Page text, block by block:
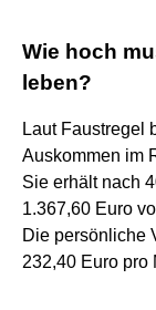
Wie hoch
leben?
Laut Faustregel
Auskommen im
Sie erhält nach
1.367,60 Euro
Die persönliche
232,40 Euro pro